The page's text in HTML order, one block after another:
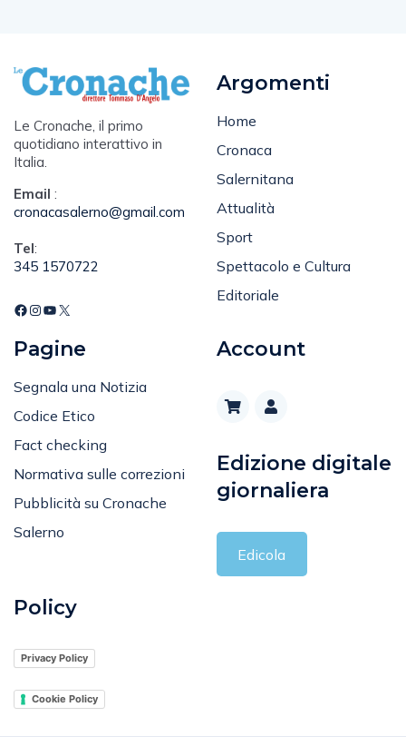
Le Cronache, il primo
quotidiano interattivo in
Italia.
Email :
cronacasalerno@gmail.com
Tel:
345 1570722
Argomenti
Home
Cronaca
Salernitana
Attualità
Sport
Spettacolo e Cultura
Editoriale
Pagine
Segnala una Notizia
Codice Etico
Fact checking
Normativa sulle correzioni
Pubblicità su Cronache
Salerno
Account
Edizione digitale
giornaliera
Edicola
Policy
Privacy Policy
Cookie Policy